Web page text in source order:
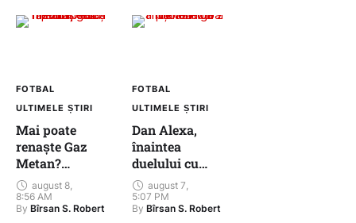
FOTBAL
ULTIMELE ȘTIRI
Mai poate
renaște Gaz
Metan?
Răzvan Pleșca
dezvăluie cât
ar trebui să-și
august 8
8:56 AM
By Bîrsan S. Robert
FOTBAL
ULTIMELE ȘTIRI
Dan Alexa,
înaintea
duelului cu
CSC Șelimbăr:
„Va fi un meci
dificil. Mergem
august 7
5:07 PM
By Bîrsan S. Robert